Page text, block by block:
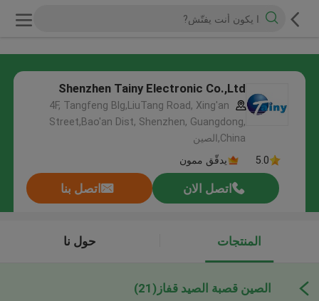
Shenzhen Tainy Electronic Co.,Ltd
4F, Tangfeng Blg,LiuTang Road, Xing'an
Street,Bao'an Dist, Shenzhen, Guangdong,
China,الصين
5.0
يدقّق ممون
اتصل الان اتصل بنا
المنتجات حول نا
الصين قصبة الصيد قفاز (21)